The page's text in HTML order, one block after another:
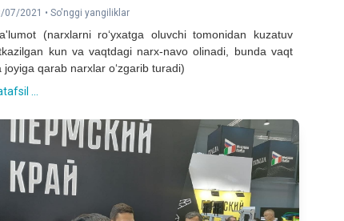
07/2021 •So'nggi yangiliklar
(narxlarni ro‘yxatga oluvchi tomonidan kuzatuv
kun va vaqtdagi narx-navo olinadi, bunda vaqt
joyiga qarab narxlar o‘zgarib turadi)
...